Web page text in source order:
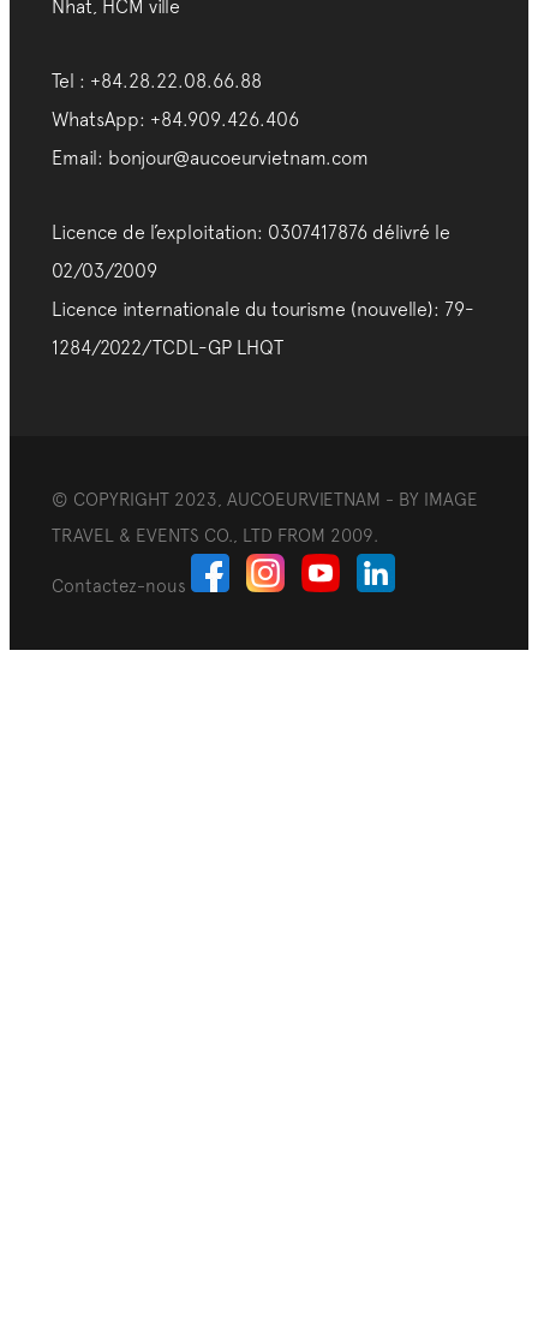
Nhat, HCM ville
Tel : +84.28.22.08.66.88
WhatsApp: +84.909.426.406
Email: bonjour@aucoeurvietnam.com
Licence de l’exploitation: 0307417876 délivré le
02/03/2009
Licence internationale du tourisme (nouvelle): 79-
1284/2022/TCDL-GP LHQT
© COPYRIGHT 2023, AUCOEURVIETNAM - BY IMAGE
TRAVEL & EVENTS CO., LTD FROM 2009.
Contactez-nous